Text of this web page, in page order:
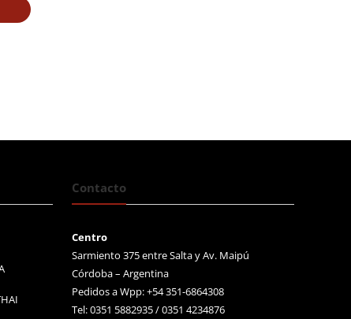
Contacto
Centro
Sarmiento 375 entre Salta y Av. Maipú
Córdoba – Argentina
Pedidos a Wpp: +54 351-6864308
Tel: 0351 5882935 / 0351 4234876